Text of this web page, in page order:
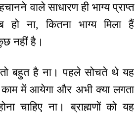
वाले साधारण ही भाग्य प्राप्त
ना, कितना भाग्य मिला हैं
नहीं है।
बहुत है ना। पहले सोचते थे यह
काम में आयेगा और अभी क्या लगता
चाहिए ना। ब्राह्मणों को यह